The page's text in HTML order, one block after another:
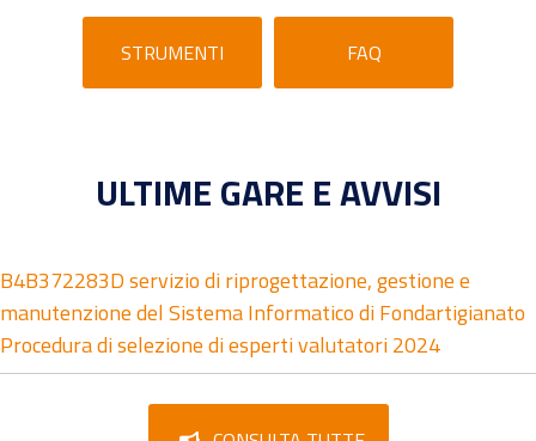
STRUMENTI FAQ
ULTIME GARE E AVVISI
B4B372283D servizio di riprogettazione, gestione e
manutenzione del Sistema Informatico di Fondartigianato
Procedura di selezione di esperti valutatori 2024